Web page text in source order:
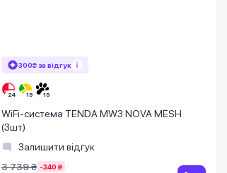
300₴ за відгук
WiFi-система TENDA MW3 NOVA MESH
(3шт)
Залишити відгук
3 739 ₴ -340 ₴